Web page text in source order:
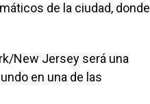
de la ciudad, donde
New Jersey será una
en una de las